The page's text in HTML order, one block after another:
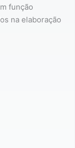
função
na elaboração